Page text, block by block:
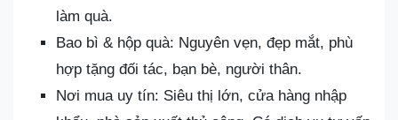
làm quà.
Bao bì & hộp quà: Nguyên vẹn, đẹp mắt, phù
hợp tặng đối tác, bạn bè, người thân.
Nơi mua uy tín: Siêu thị lớn, cửa hàng nhập